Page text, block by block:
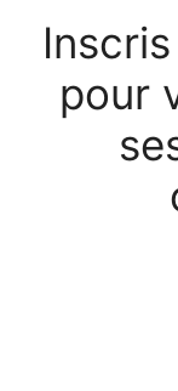
pour